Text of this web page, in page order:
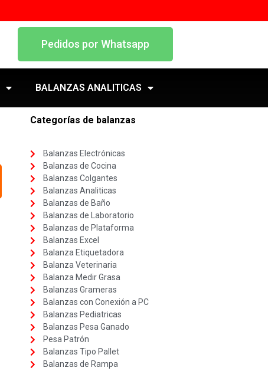
Pedidos por Whatsapp
BALANZAS ANALITICAS
Categorías de balanzas
Balanzas Electrónicas
Balanzas de Cocina
Balanzas Colgantes
Balanzas Analiticas
Balanzas de Baño
Balanzas de Laboratorio
Balanzas de Plataforma
Balanzas Excel
Balanza Etiquetadora
Balanza Veterinaria
Balanza Medir Grasa
Balanzas Grameras
Balanzas con Conexión a PC
Balanzas Pediatricas
Balanzas Pesa Ganado
Pesa Patrón
Balanzas Tipo Pallet
Balanzas de Rampa